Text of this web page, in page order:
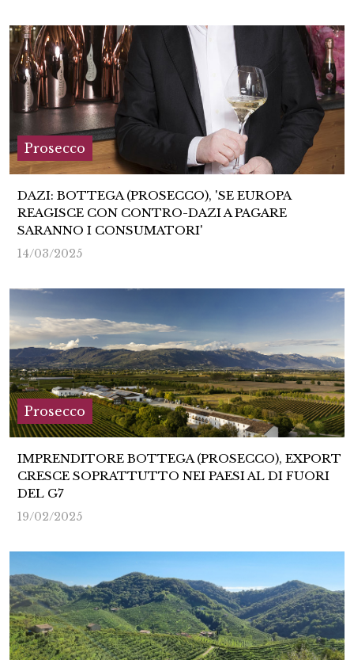
Prosecco
DAZI: BOTTEGA (PROSECCO), 'SE EUROPA
REAGISCE CON CONTRO-DAZI A PAGARE
SARANNO I CONSUMATORI'
14/03/2025
Prosecco
IMPRENDITORE BOTTEGA (PROSECCO), EXPORT
CRESCE SOPRATTUTTO NEI PAESI AL DI FUORI
DEL G7
19/02/2025